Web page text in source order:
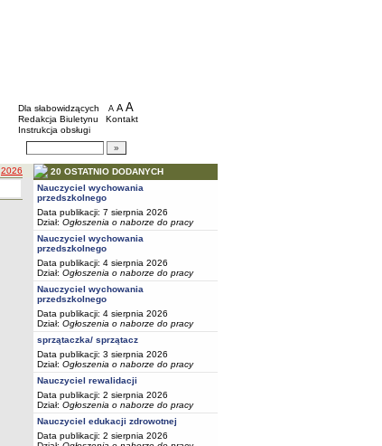
BIP - Szkoły i placówki wychowawcze
Menu dodatkowe
Dla słabowidzących A pomniejsz czcionkę
A standardowy rozmiar czcionki
A
Redakcja Biuletynu
Kontakt
Instrukcja obsługi
Wyszukiwarka artykułów
2026
20 OSTATNIO DODANYCH
Nauczyciel wychowania
przedszkolnego
Data publikacji: 7 sierpnia 2026
Dział: Ogłoszenia o naborze do pracy
Nauczyciel wychowania
przedszkolnego
Data publikacji: 4 sierpnia 2026
Dział: Ogłoszenia o naborze do pracy
Nauczyciel wychowania
przedszkolnego
Data publikacji: 4 sierpnia 2026
Dział: Ogłoszenia o naborze do pracy
sprzątaczka/ sprzątacz
Data publikacji: 3 sierpnia 2026
Dział: Ogłoszenia o naborze do pracy
Nauczyciel rewalidacji
Data publikacji: 2 sierpnia 2026
Dział: Ogłoszenia o naborze do pracy
Nauczyciel edukacji zdrowotnej
Data publikacji: 2 sierpnia 2026